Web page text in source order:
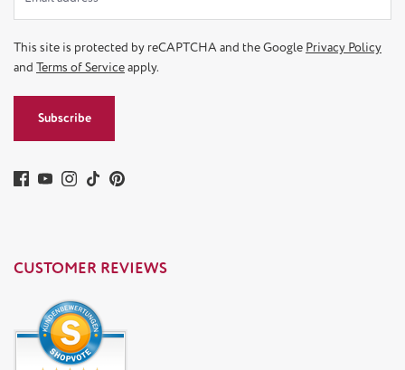
This site is protected by reCAPTCHA and the Google Privacy Policy
and Terms of Serviceapply.
Subscribe
CUSTOMER REVIEWS